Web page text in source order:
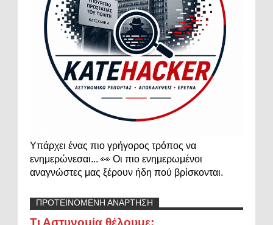
Υπάρχει ένας πιο γρήγορος τρόπος να
ενημερώνεσαι... 👀 Οι πιο ενημερωμένοι
αναγνώστες μας ξέρουν ήδη πού βρίσκονται.
ΠΡΟΤΕΙΝΟΜΕΝΗ ΑΝΑΡΤΗΣΗ
Τι Αστυνομία θέλουμε;